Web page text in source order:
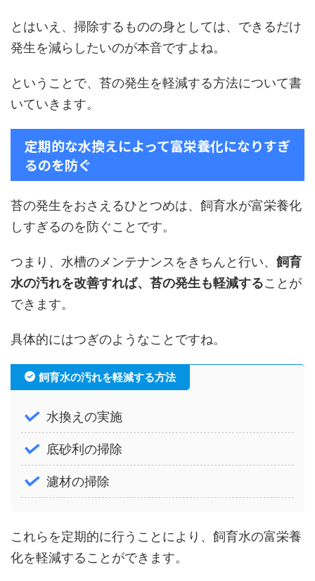
とはいえ、掃除するものの身としては、できるだけ
発生を減らしたいのが本音ですよね。
ということで、苔の発生を軽減する方法について書
いていきます。
定期的な水換えによって富栄養化になりすぎ
るのを防ぐ
苔の発生をおさえるひとつめは、飼育水が富栄養化
しすぎるのを防ぐことです。
つまり、水槽のメンテナンスをきちんと行い、 飼育
水の汚れを改善すれば、苔の発生も軽減することが
できます。
具体的にはつぎのようなことですね。
飼育水の汚れを軽減する方法
水換えの実施
底砂利の掃除
濾材の掃除
これらを定期的に行うことにより、飼育水の富栄養
化を軽減することができます。